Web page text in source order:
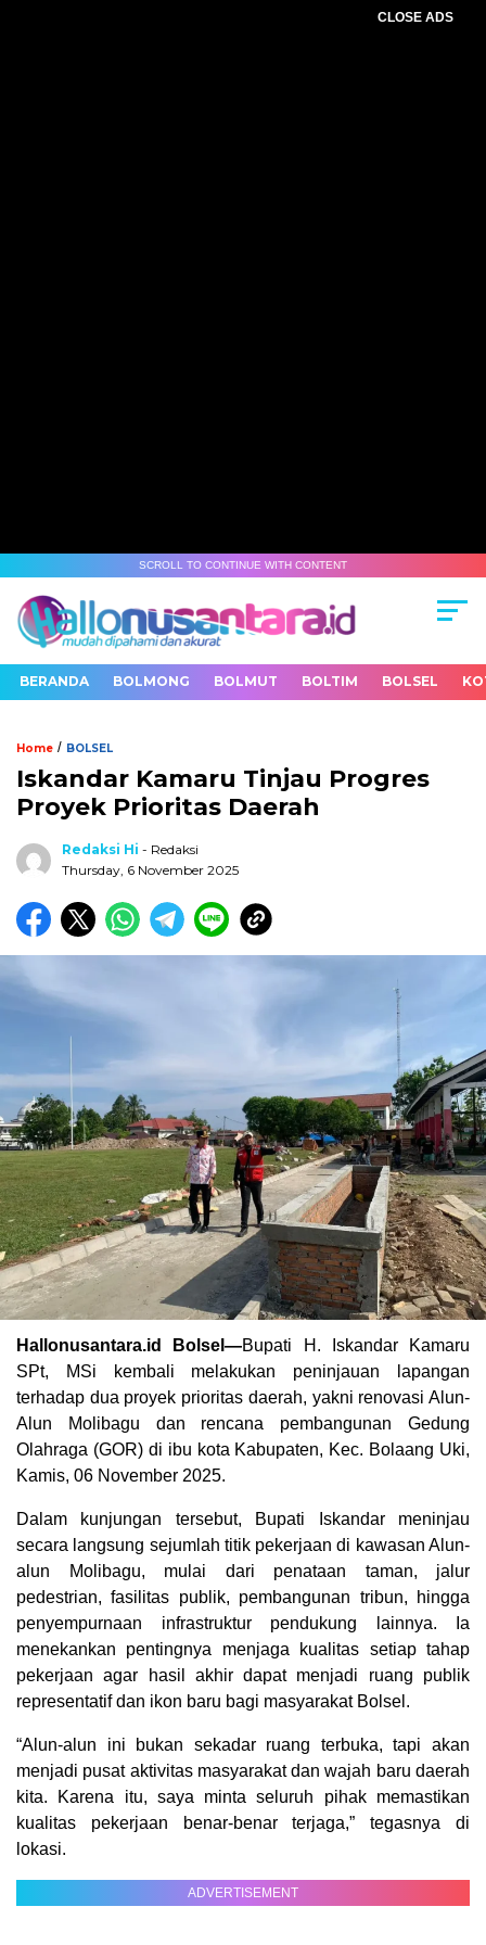
CLOSE ADS
SCROLL TO CONTINUE WITH CONTENT
BERANDA BOLMONG BOLMUT BOLTIM BOLSEL
Home / BOLSEL
Iskandar Kamaru Tinjau Progres
Proyek Prioritas Daerah
Redaksi Hi - Redaksi
Thursday, 6 November 2025
Hallonusantara.id Bolsel—Bupati H. Iskandar Kamaru
SPt, MSi kembali melakukan peninjauan lapangan
terhadap dua proyek prioritas daerah, yakni renovasi Alun-
Alun Molibagu dan rencana pembangunan Gedung
Olahraga (GOR) di ibu kota Kabupaten, Kec. Bolaang Uki,
Kamis, 06 November 2025.
Dalam kunjungan tersebut, Bupati Iskandar meninjau
secara langsung sejumlah titik pekerjaan di kawasan Alun-
alun Molibagu, mulai dari penataan taman, jalur
pedestrian, fasilitas publik, pembangunan tribun, hingga
penyempurnaan infrastruktur pendukung lainnya. Ia
menekankan pentingnya menjaga kualitas setiap tahap
pekerjaan agar hasil akhir dapat menjadi ruang publik
representatif dan ikon baru bagi masyarakat Bolsel.
“Alun-alun ini bukan sekadar ruang terbuka, tapi akan
menjadi pusat aktivitas masyarakat dan wajah baru daerah
kita. Karena itu, saya minta seluruh pihak memastikan
kualitas pekerjaan benar-benar terjaga,” tegasnya di
lokasi.
ADVERTISEMENT